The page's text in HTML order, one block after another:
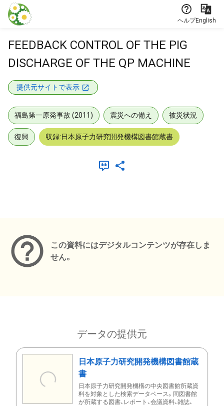
本文に飛ぶ
ヘルプEnglish
FEEDBACK CONTROL OF THE PIG
DISCHARGE OF THE QP MACHINE
提供元サイトで表示
福島第一原発事故 (2011) 震災への備え 被災状況
復興 収録:日本原子力研究開発機構図書館蔵書
この資料にはデジタルコンテンツが存在しま
せん。
データの提供元
日本原子力研究開発機構図書館蔵
書
日本原子力研究開発機構の中央図書館所蔵資
料を対象とした検索データベース。同図書館
が所蔵する図書、レポート、会議資料、雑誌、